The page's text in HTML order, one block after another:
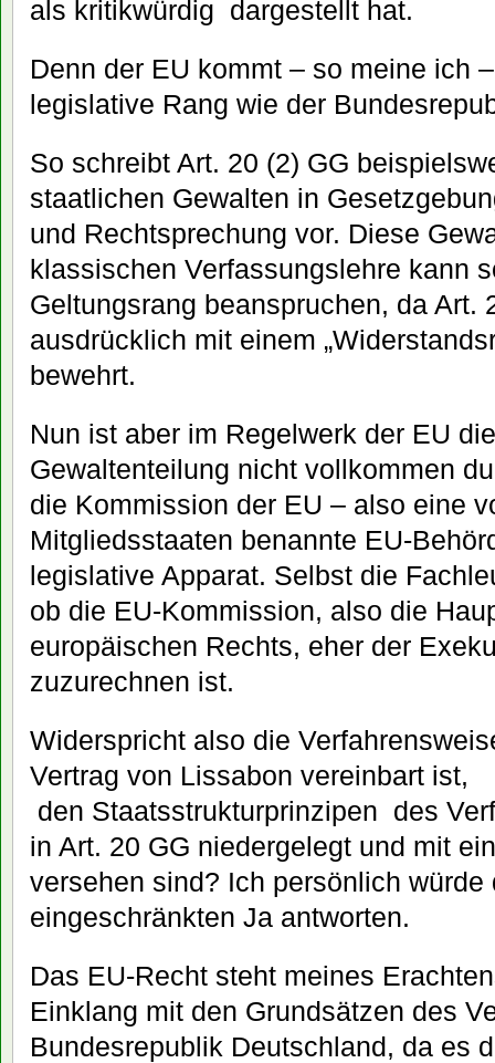
als kritikwürdig dargestellt hat.
Denn der EU kommt – so meine ich
legislative Rang wie der
So schreibt Art. 20 (2) GG
staatlichen Gewalten in
und Rechtsprechung vor. Diese
klassischen Verfassungslehre kann
Geltungsrang beanspruchen, da Art.
ausdrücklich mit einem
bewehrt.
Nun ist aber im Regelwerk der EU
Gewaltenteilung nicht vollkommen
die Kommission der EU – also eine
Mitgliedsstaaten benannte EU-
legislative Apparat. Selbst die
ob die EU-Kommission, also die
europäischen Rechts, eher der
zuzurechnen ist.
Widerspricht also die
Vertrag von Lissabon vereinbart ist,
den Staatsstrukturprinzipen des
in Art. 20 GG niedergelegt und mit
versehen sind? Ich persönlich würde
eingeschränkten Ja antworten.
Das EU-Recht steht meines
Einklang mit den Grundsätzen des
Bundesrepublik Deutschland, da es